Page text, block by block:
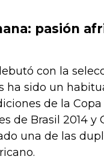
pasión
con la
ha sido un
de la
de Brasil 2014 y
una de las